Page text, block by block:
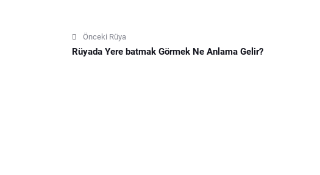
Önceki Rüya
Rüyada Yere batmak Görmek Ne Anlama Gelir?